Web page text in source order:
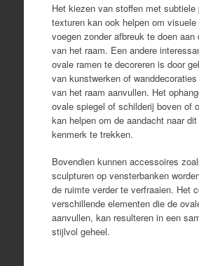
Het kiezen van stoffen met subtiele
texturen kan ook helpen om
voegen zonder afbreuk te doen aan
van het raam. Een andere
ovale ramen te decoreren is door
van kunstwerken of
van het raam aanvullen. Het
ovale spiegel of schilderij boven of
kan helpen om de aandacht naar
kenmerk te trekken.
Bovendien kunnen accessoires
sculpturen op vensterbanken
de ruimte verder te verfraaien. Het
verschillende elementen die de
aanvullen, kan resulteren in een
stijlvol geheel.